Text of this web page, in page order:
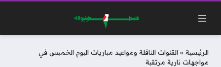
الرئيسية » القنوات الناقلة ومواعيد مباريات اليوم الخميس في
مواجهات نارية مرتقبة